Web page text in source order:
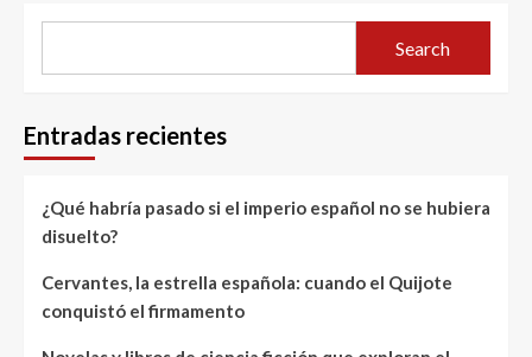
Search
Entradas recientes
¿Qué habría pasado si el imperio español no se hubiera
disuelto?
Cervantes, la estrella española: cuando el Quijote
conquistó el firmamento